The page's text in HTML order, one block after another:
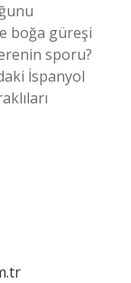
boğa güreşi
sporu?
İspanyol